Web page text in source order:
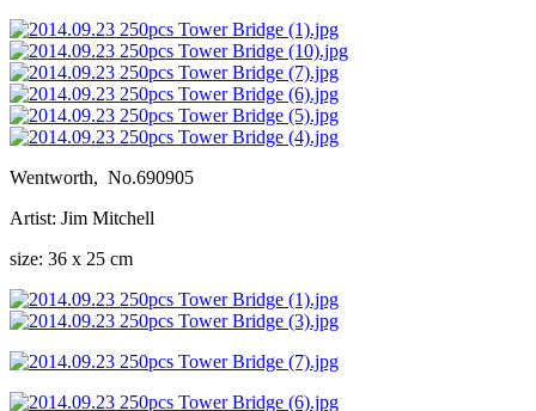
Wentworth, No.690905
Artist: Jim Mitchell
size: 36 x 25 cm